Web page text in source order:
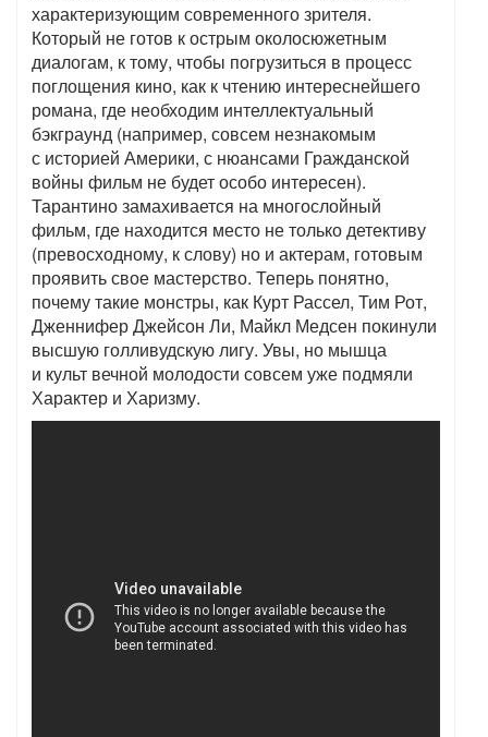
характеризующим современного зрителя.
Который не готов к острым околосюжетным
диалогам, к тому, чтобы погрузиться в процесс
поглощения кино, как к чтению интереснейшего
романа, где необходим интеллектуальный
бэкграунд (например, совсем незнакомым
с историей Америки, с нюансами Гражданской
войны фильм не будет особо интересен).
Тарантино замахивается на многослойный
фильм, где находится место не только детективу
(превосходному, к слову) но и актерам, готовым
проявить свое мастерство. Теперь понятно,
почему такие монстры, как Курт Рассел, Тим Рот,
Дженнифер Джейсон Ли, Майкл Медсен покинули
высшую голливудскую лигу. Увы, но мышца
и культ вечной молодости совсем уже подмяли
Характер и Харизму.